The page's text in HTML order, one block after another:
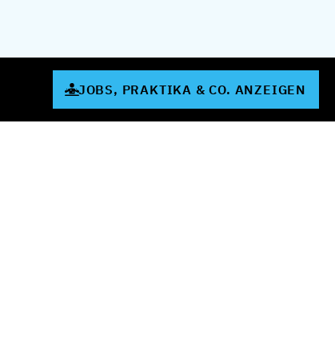
JOBS, PRAKTIKA & CO. ANZEIGEN